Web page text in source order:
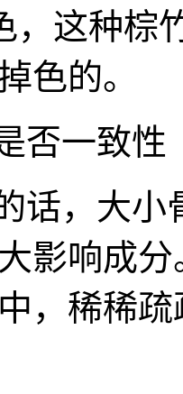
，这种棕
色的。
否一致性
话，大小
影响成
，稀稀